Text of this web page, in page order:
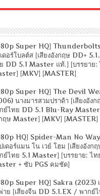
Super HQ]
ดอร์โบลต์ส [เสียงอังกฤษ DD+
DD 5.1 Master แท้.] [บรรยาย:
[MKV] [MASTER]
Super HQ] The Devil
นางมารสวมปราด้า [เสียงอัง
ย์ไทย DD 5.1 Blu-Ray
ฤษ Master] [MKV] [MASTER]
HQ] Spider-Man No
เดอร์แมน โน เวย์ โฮม [เสียงอังก
ย์ไทย 5.1 Master] [บรรยาย: ไท
+ ซับ PGS คมชัด]
Super HQ] Sakra (2023)
าย [เสียงจีน DD 5.1.EX / พากย์